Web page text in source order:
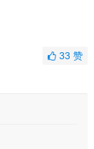
33赞